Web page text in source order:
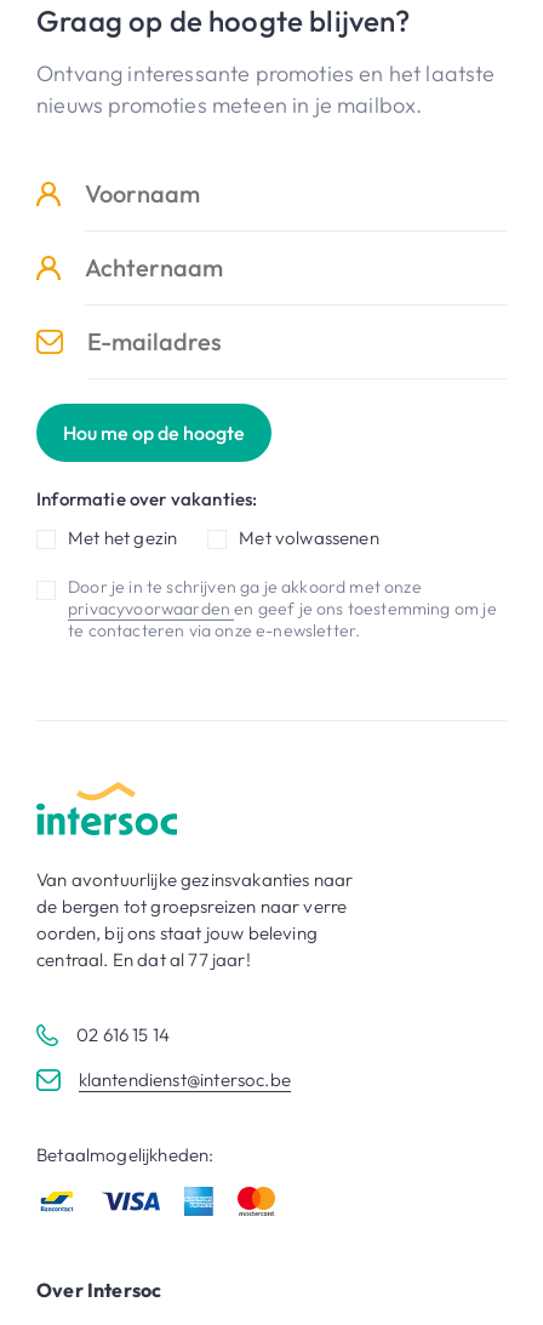
Graag op de hoogte blijven?
Ontvang interessante promoties en het laatste
nieuws promoties meteen in je mailbox.
Hou me op de hoogte
Informatie over vakanties:
Met het gezin
Met volwassenen
Door je in te schrijven ga je akkoord met onze
privacyvoorwaardenen geef je ons toestemming om je
te contacteren via onze e-newsletter.
Van avontuurlijke gezinsvakanties naar
de bergen tot groepsreizen naar verre
oorden, bij ons staat jouw beleving
centraal. En dat al 77 jaar!
02 616 15 14
klantendienst@intersoc.be
Betaalmogelijkheden:
Over Intersoc